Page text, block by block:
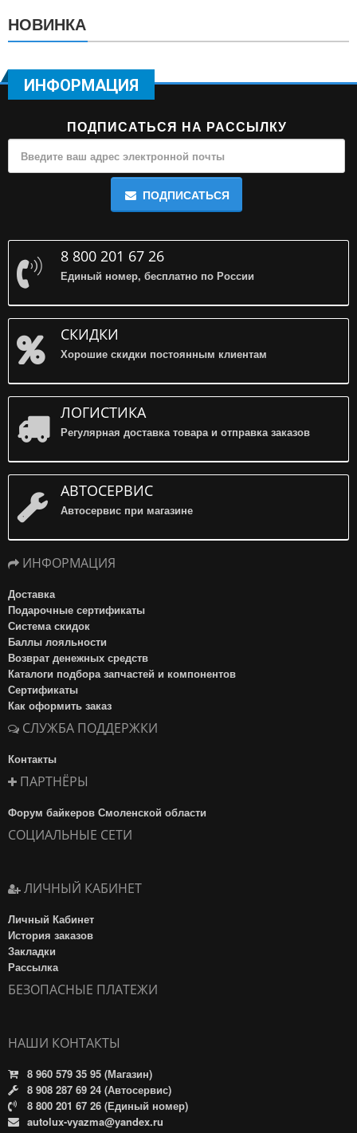
НОВИНКА
ИНФОРМАЦИЯ
ПОДПИСАТЬСЯ НА РАССЫЛКУ
ПОДПИСАТЬСЯ
8 800 201 67 26
Единый номер, бесплатно по России
СКИДКИ
Хорошие скидки постоянным клиентам
ЛОГИСТИКА
Регулярная доставка товара и отправка заказов
АВТОСЕРВИС
Автосервис при магазине
ИНФОРМАЦИЯ
Доставка
Подарочные сертификаты
Система скидок
Баллы лояльности
Возврат денежных средств
Каталоги подбора запчастей и компонентов
Сертификаты
Как оформить заказ
СЛУЖБА ПОДДЕРЖКИ
Контакты
ПАРТНЁРЫ
Форум байкеров Смоленской области
СОЦИАЛЬНЫЕ СЕТИ
ЛИЧНЫЙ КАБИНЕТ
Личный Кабинет
История заказов
Закладки
Рассылка
БЕЗОПАСНЫЕ ПЛАТЕЖИ
НАШИ КОНТАКТЫ
8 960 579 35 95 (Магазин)
8 908 287 69 24 (Автосервис)
8 800 201 67 26 (Единый номер)
autolux-vyazma@yandex.ru